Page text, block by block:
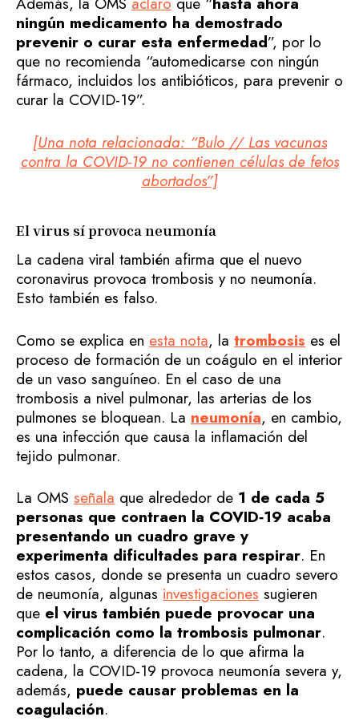
ningún medicamento ha demostrado
prevenir o curar esta enfermedad”, por lo
que no recomienda “automedicarse con ningún
fármaco, incluidos los antibióticos, para prevenir o
curar la COVID-19”.
[Una nota relacionada: “Bulo // Las vacunas
contra la COVID-19 no contienen células de fetos
abortados”]
El virus sí provoca neumonía
La cadena viral también afirma que el nuevo
coronavirus provoca trombosis y no neumonía.
Esto también es falso.
Como se explica en esta nota, la trombosis es el
proceso de formación de un coágulo en el interior
de un vaso sanguíneo. En el caso de una
trombosis a nivel pulmonar, las arterias de los
pulmones se bloquean. La neumonía, en cambio,
es una infección que causa la inflamación del
tejido pulmonar.
La OMS señala que alrededor de 1 de cada 5
personas que contraen la COVID‑19 acaba
presentando un cuadro grave y
experimenta dificultades para respirar. En
estos casos, donde se presenta un cuadro severo
de neumonía, algunas investigaciones sugieren
que el virus también puede provocar una
complicación como la trombosis pulmonar.
Por lo tanto, a diferencia de lo que afirma la
cadena, la COVID-19 provoca neumonía severa y,
además, puede causar problemas en la
coagulación.